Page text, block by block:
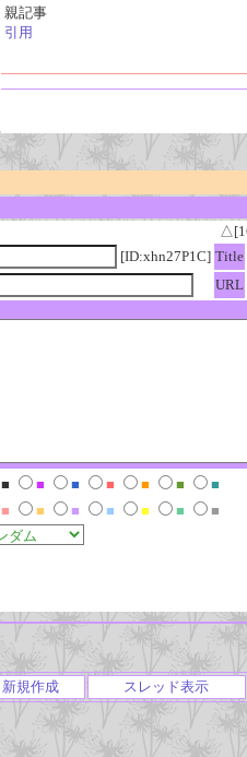
親記事
引用
[ID:xhn27P1C] Title
URL
■ ■ ■ ■ ■ ■
■
■ ■ ■ ■ ■ ■
■
新規作成 スレッド表示